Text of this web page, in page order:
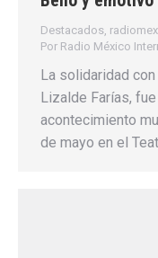
Destacados
Por Radio México
La solidaridad
Lizalde Farías,
acontecimiento
de mayo en el